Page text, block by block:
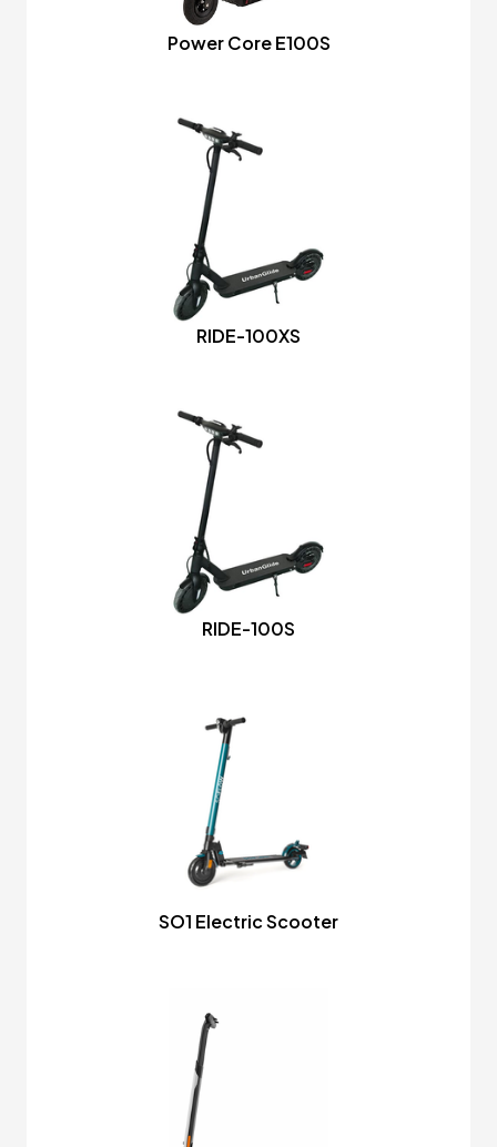
Power Core E100S
RIDE-100XS
RIDE-100S
SO1 Electric Scooter